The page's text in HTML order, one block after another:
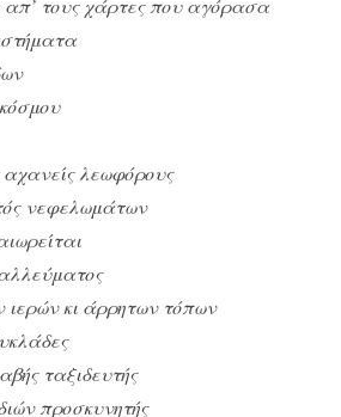
τους χάρτες που αγόρασα
λεωφόρους
νεφελωμάτων
ιερών κι άρρητων τόπων
ταξιδευτής
προσκυνητής